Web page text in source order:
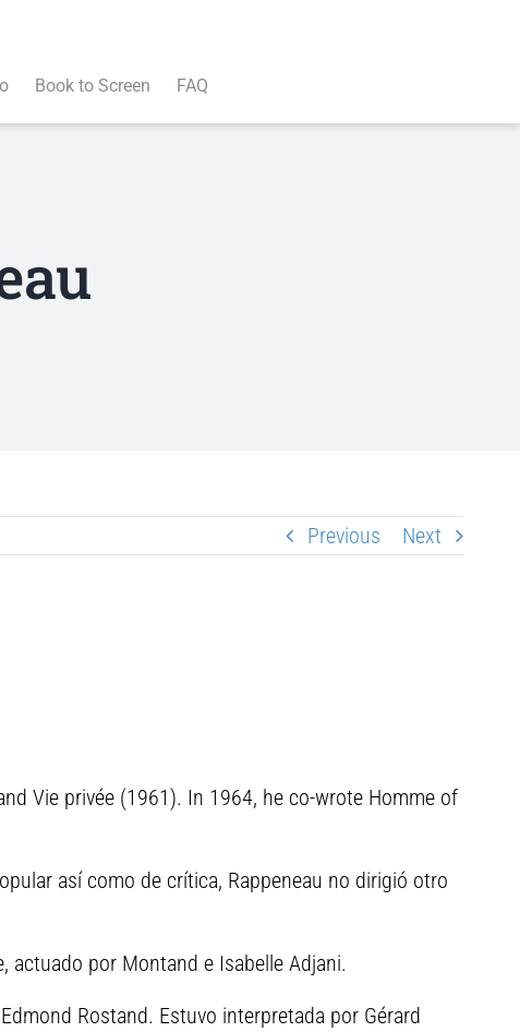
Book to Screen FAQ
Previous Next
Vie privée (1961). In 1964, he co-wrote Homme of
así como de crítica, Rappeneau no dirigió otro
actuado por Montand e Isabelle Adjani.
Rostand. Estuvo interpretada por Gérard